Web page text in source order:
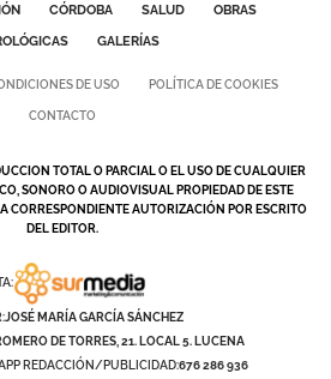
CÓRDOBA SALUD
OBRAS
GALERÍAS
DE USO POLÍTICA DE COOKIES
CONTACTO
TOTAL O PARCIAL O EL USO DE CUALQUIER
SONORO O AUDIOVISUAL PROPIEDAD DE ESTE
CORRESPONDIENTE AUTORIZACIÓN POR ESCRITO
DEL EDITOR.
JOSÉ MARÍA GARCÍA SÁNCHEZ
DE TORRES, 21. LOCAL 5. LUCENA
REDACCIÓN/PUBLICIDAD:676 286 936